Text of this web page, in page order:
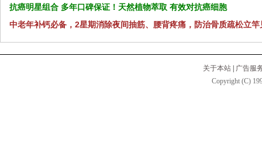
抗癌明星组合 多年口碑保证！天然植物萃取 有效对抗癌细胞
中老年补钙必备，2星期消除夜间抽筋、腰背疼痛，防治骨质疏松立竿
关于本站
广告服
Copyright (C)